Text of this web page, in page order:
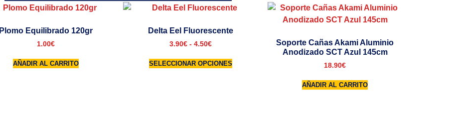
Plomo Equilibrado 120gr
1.00€
AÑADIR AL CARRITO
Delta Eel Fluorescente
3.90€ - 4.50€
SELECCIONAR OPCIONES
Soporte Cañas Akami Aluminio
Anodizado SCT Azul 145cm
18.90€
AÑADIR AL CARRITO